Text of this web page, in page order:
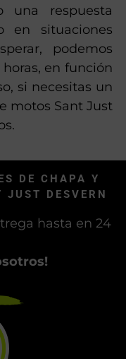
una respuesta
en situaciones
podemos
en función
si necesitas un
motos Sant Just
DE CHAPA Y
DESVERN
hasta en 24